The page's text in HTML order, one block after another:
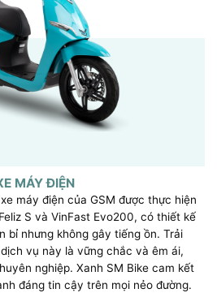
MÁY ĐIỆN
máy điện của GSM được thực hiện
S và VinFast Evo200, có thiết kế
bỉ nhưng không gây tiếng ồn. Trải
vụ này là vững chắc và êm ái,
nghiệp. Xanh SM Bike cam kết
đáng tin cậy trên mọi nẻo đường.